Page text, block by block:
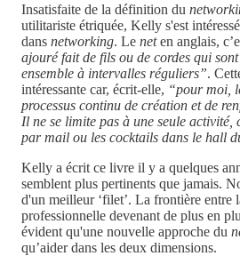
Insatisfaite de la définition du
utilitariste étriquée, Kelly s'est
dans networking. Le neten anglais,
ajouré fait de fils ou de cordes qui sont
ensemble à intervalles réguliers”.
intéressante car, écrit-elle, “pour moi,
processus continu de création et de
Il ne se limite pas à une seule activité,
par mail ou les cocktails dans le hall
Kelly a écrit ce livre il y a quelques
semblent plus pertinents que jamais.
d'un meilleur ‘filet’. La frontière entre
professionnelle devenant de plus en
évident qu'une nouvelle approche du
qu’aider dans les deux dimensions.